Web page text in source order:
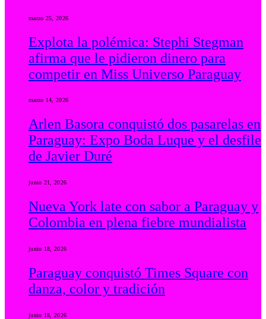
marzo 25, 2026
Explota la polémica: Stephi Stegman
afirma que le pidieron dinero para
competir en Miss Universo Paraguay
marzo 14, 2026
Arlen Basora conquistó dos pasarelas en
Paraguay: Expo Boda Luque y el desfile
de Javier Duré
junio 21, 2026
Nueva York late con sabor a Paraguay y
Colombia en plena fiebre mundialista
junio 18, 2026
Paraguay conquistó Times Square con
danza, color y tradición
junio 18, 2026